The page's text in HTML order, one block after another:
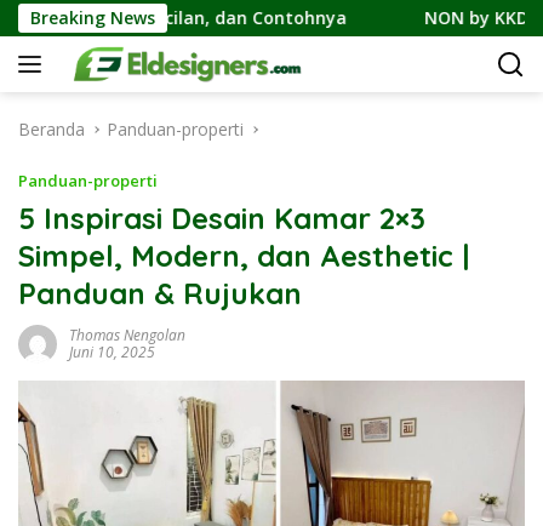
Langsung
ke
konten
Breaking News
dan Contohnya NON by KKDC, Kafe Bergaya
Beranda Panduan-properti
Panduan-properti
5 Inspirasi Desain Kamar 2×3
Simpel, Modern, dan Aesthetic |
Panduan & Rujukan
Thomas Nengolan
Juni 10, 2025